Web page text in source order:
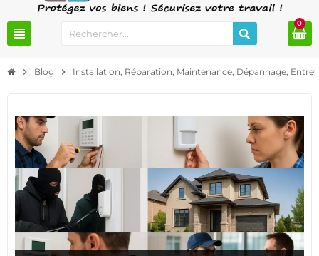
view_headline
0
chevron_right Blog chevron_right Installation, Réparation, Maintenance, Dépannage,